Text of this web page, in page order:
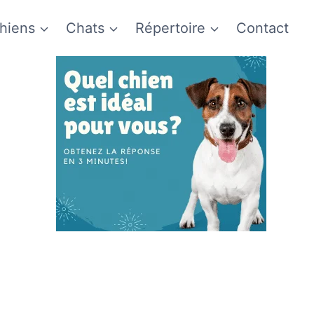
Chats Répertoire Contact